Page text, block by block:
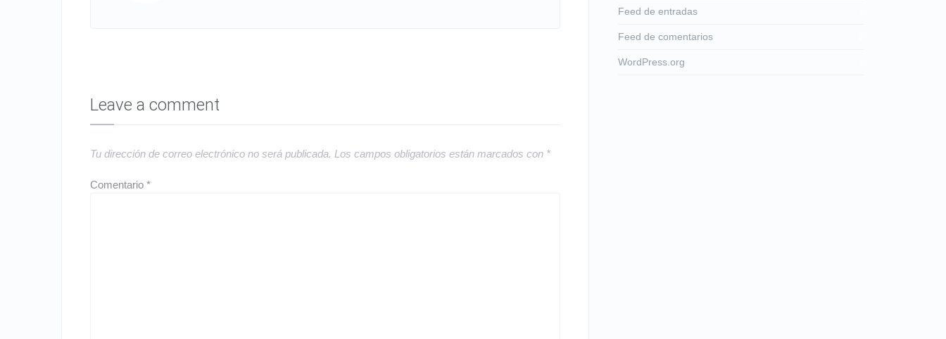
Leave a comment
Tu dirección de correo electrónico no será publicada. Los campos obligatorios están marcados con *
Comentario *
Feed de entradas
Feed de comentarios
WordPress.org